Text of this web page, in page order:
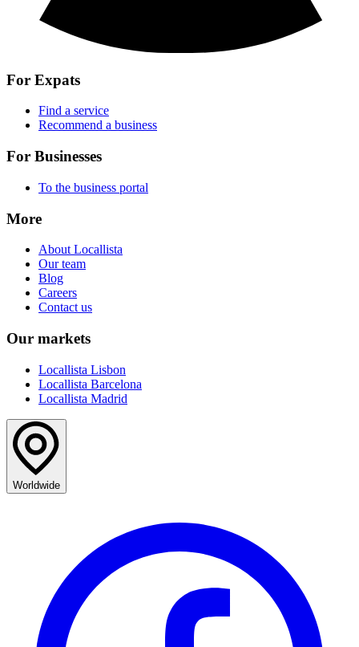
For Expats
Find a service
Recommend a business
For Businesses
To the business portal
More
About Locallista
Our team
Blog
Careers
Contact us
Our markets
Locallista Lisbon
Locallista Barcelona
Locallista Madrid
Worldwide